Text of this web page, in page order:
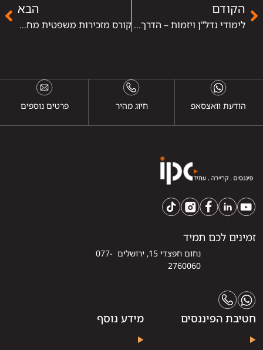
הקודם
לימודי נדל"ן ויזמות – הדרך להיכנס לעולם ההשקעות, העסקאות והיזמות בנכסים
הבא
קורס מזכירות משפטית מחיר – כמה באמת עולה ללמוד את המקצוע המבוקש
הודעת וואצסאפ חיוג מהיר פרטים נוספים
זמינים לכם תמיד
נחום חפצדי 15, ירושלים 077-
2760060
חטיבת הפיננסים מידע נוסף